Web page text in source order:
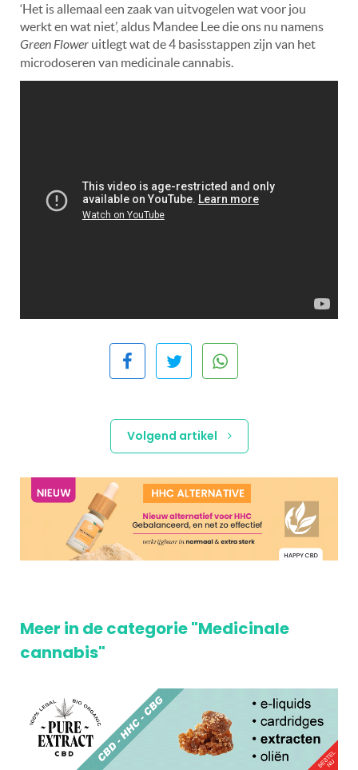
‘Het is allemaal een zaak van uitvogelen wat voor jou
werkt en wat niet’, aldus Mandee Lee die ons nu namens
Green Flower uitlegt wat de 4 basisstappen zijn van het
microdoseren van medicinale cannabis.
Volgend artikel
Meer in de categorie "Medicinale
cannabis"